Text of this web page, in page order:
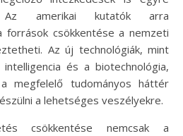
Az amerikai kutatók arra
források csökkentése a nemzeti
Az új technológiák, mint
és a biotechnológia,
megfelelő tudományos háttér
a lehetséges veszélyekre.
csökkentése nemcsak a